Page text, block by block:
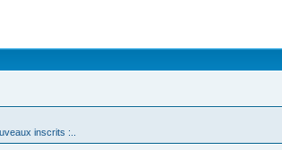
inscrits :..